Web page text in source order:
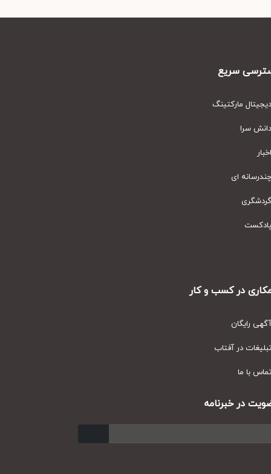
سریع
مارکتینگ
سرا
ای
در کسب و کار
رایگان
در آفتاب
با ما
در خبرنامه